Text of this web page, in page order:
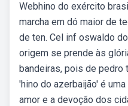
Webhino do exército
marcha em dó maior de
de ten. Cel inf oswaldo
origem se prende às
bandeiras, pois de pedro
'hino do azerbaijão' é
amor e a devoção dos